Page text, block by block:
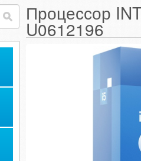
Процессор
U0612196